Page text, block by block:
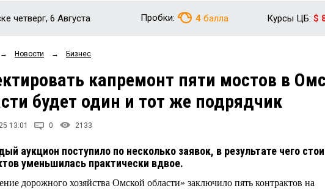
четверг, 6 Августа Пробки: 4 балла Курсы ЦБ: $
→ Новости → Бизнес
капремонт пяти мостов в
будет один и тот же подрядчик
13:01 0 2133
аукцион поступило по несколько заявок, в результате чего
уменьшилась практически вдвое.
дорожного хозяйства Омской области» заключило пять контрактов на